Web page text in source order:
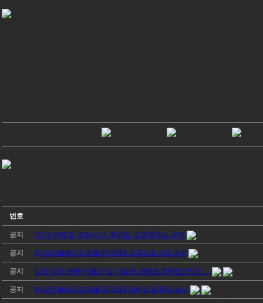
번호
공지 2016 관람료, 관람시간, 휴관일, 도로명주소 공지
공지 [타임앤블레이드박물관] 2016 교육프로그램 공지
공지 14곳 파주 등록 박물관 및 미술관 관람료 50%할인(2인…
공지 [타임앤블레이드박물관] 2016 멤버십 회원제 실시